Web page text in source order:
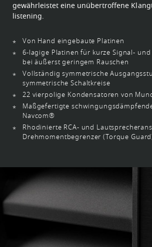
gewährleistet eine unübertroffene
listening.
Von Hand eingebaute Platinen
6-lagige Platinen für kurze Signal-
bei äußerst geringem Rauschen
Vollständig symmetrische
symmetrische Schaltkreise
22 vierpolige Kondensatoren von
Maßgefertigte
Navcom®
Rhodinierte RCA- und
Drehmomentbegrenzer (Torque